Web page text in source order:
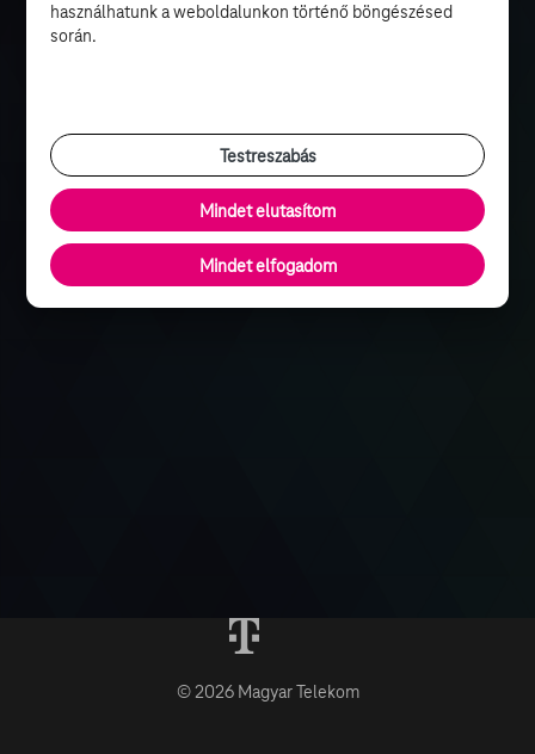
© 2026 Magyar Telekom
használhatunk a weboldalunkon történő böngészésed
során.
Testreszabás
Mindet elutasítom
Mindet elfogadom